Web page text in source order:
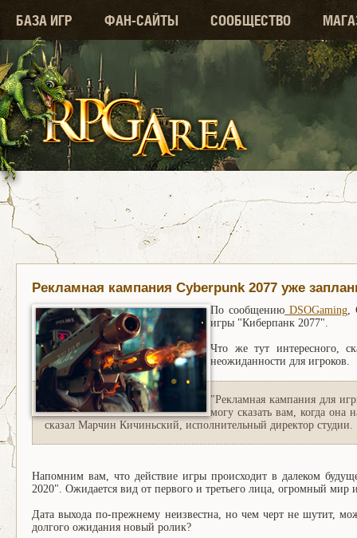
БАЗА ИГР ФАН-САЙТЫ СООБЩЕСТВО
Рекламная кампания Cyberpunk 2077 уже
По сообщению DSOGaming,
игры "Киберпанк 2077".
Что же тут интересного,
неожиданности для игроков.
"Рекламная кампания для
могу сказать вам, когда она
сказал Марчин Кичиньский, исполнительный директор студии.
Напомним вам, что действие игры происходит в далеком
2020". Ожидается вид от первого и третьего лица, огромный мир
Дата выхода по-прежнему неизвестна, но чем черт не шутит,
долгого ожидания новый ролик?